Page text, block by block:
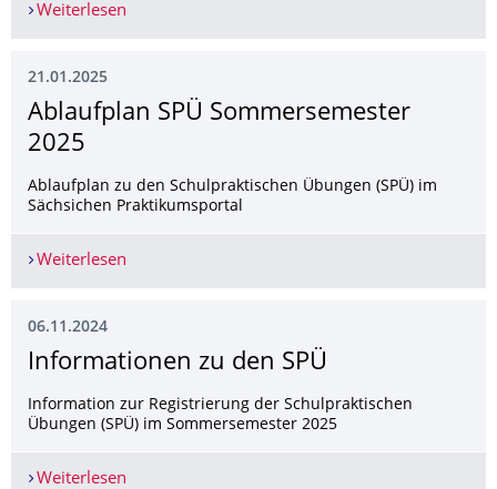
Weiterlesen
21.01.2025
Ablaufplan SPÜ Sommersemester
2025
Ablaufplan zu den Schulpraktischen Übungen (SPÜ) im
Sächsichen Praktikumsportal
Weiterlesen
06.11.2024
Informationen zu den SPÜ
Information zur Registrierung der Schulpraktischen
Übungen (SPÜ) im Sommersemester 2025
Weiterlesen